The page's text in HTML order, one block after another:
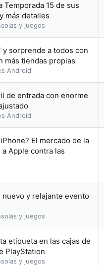
Temporada 15 de sus
más detalles
y juegos
sorprende a todos con
más tiendas propias
Android
de entrada con enorme
Android
El mercado de la
Apple contra las
y relajante evento
y juegos
etiqueta en las cajas de
PlayStation
y juegos